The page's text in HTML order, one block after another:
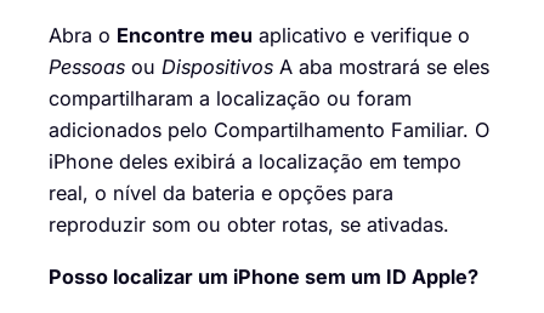
Abra o Encontre meu aplicativo e verifique o
Pessoas ou Dispositivos A aba mostrará se eles
compartilharam a localização ou foram
adicionados pelo Compartilhamento Familiar. O
iPhone deles exibirá a localização em tempo
real, o nível da bateria e opções para
reproduzir som ou obter rotas, se ativadas.
Posso localizar um iPhone sem um ID Apple?